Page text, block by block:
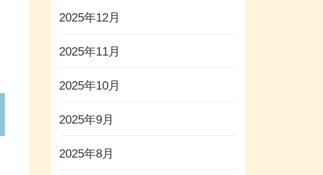
2025年12月
2025年11月
2025年10月
2025年9月
2025年8月